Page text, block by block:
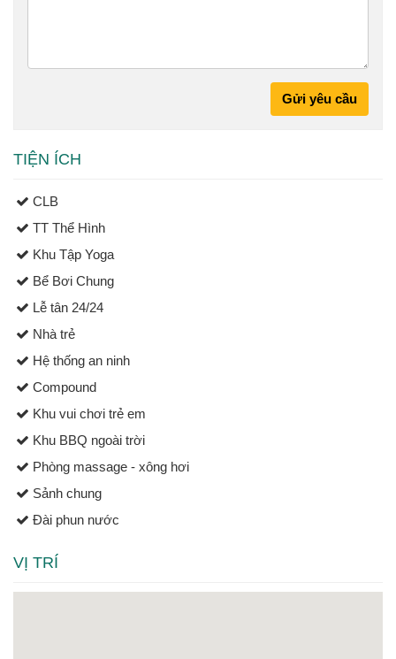
Gửi yêu cầu
TIỆN ÍCH
CLB
TT Thể Hình
Khu Tập Yoga
Bể Bơi Chung
Lễ tân 24/24
Nhà trẻ
Hệ thống an ninh
Compound
Khu vui chơi trẻ em
Khu BBQ ngoài trời
Phòng massage - xông hơi
Sảnh chung
Đài phun nước
VỊ TRÍ